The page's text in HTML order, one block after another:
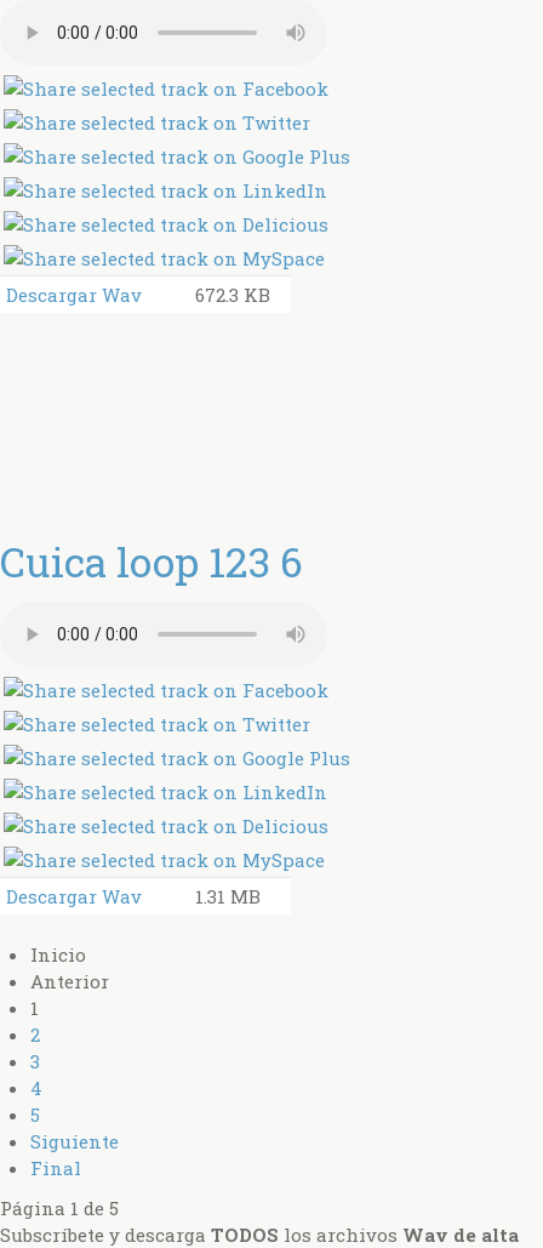
Descargar Wav 672.3 KB
Cuica loop 123 6
Descargar Wav 1.31 MB
Inicio
Anterior
1
2
3
4
5
Siguiente
Final
Página 1 de 5
Subscríbete y descarga TODOS los archivos Wav de alta